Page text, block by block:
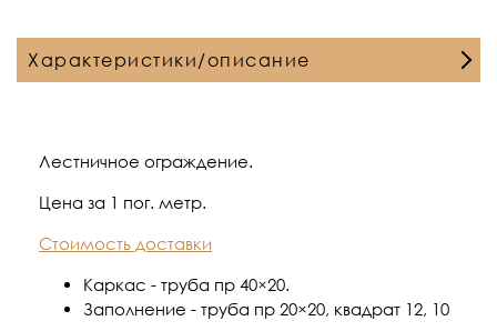
Характеристики/описание
Лестничное ограждение.
Цена за 1 пог. метр.
Стоимость доставки
Каркас - труба пр 40×20.
Заполнение - труба пр 20×20, квадрат 12, 10